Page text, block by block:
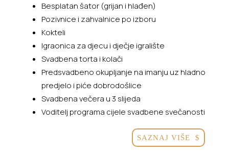
Besplatan šator (grijan i hlađen)
Pozivnice i zahvalnice po izboru
Kokteli
Igraonica za djecu i dječje igralište
Svadbena torta i kolači
Predsvadbeno okupljanje na imanju uz hladno
predjelo i piće dobrodošlice
Svadbena večera u 3 slijeda
Voditelj programa cijele svadbene svečanosti
SAZNAJ VIŠE $